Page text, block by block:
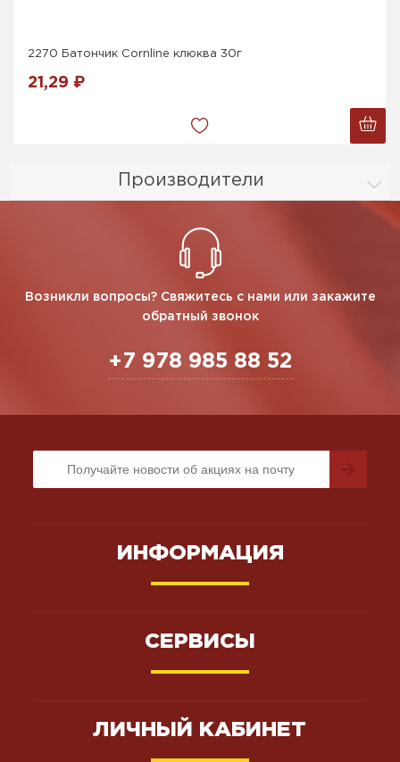
Производители
2270 Батончик Cornline клюква 30г
21,29 ₽
Возникли вопросы? Свяжитесь с нами или закажите
обратный звонок
+7 978 985 88 52
ИНФОРМАЦИЯ
СЕРВИСЫ
ЛИЧНЫЙ КАБИНЕТ